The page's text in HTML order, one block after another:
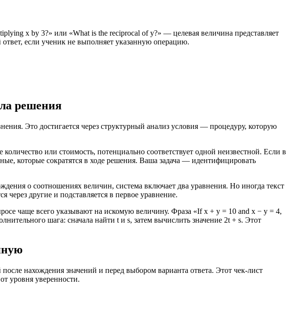
x by 3?» или «What is the reciprocal of y?» — целевая величина представляет
если ученик не выполняет указанную операцию.
решения
Это достигается через структурный анализ условия — процедуру, которую
или стоимость, потенциально соответствует одной неизвестной. Если в
которые сократятся в ходе решения. Ваша задача — идентифицировать
о соотношениях величин, система включает два уравнения. Но иногда текст
через другие и подставляется в первое уравнение.
чаще всего указывают на искомую величину. Фраза «If x + y = 10 and x − y = 4,
шага: сначала найти t и s, затем вычислить значение 2t + s. Этот
нахождения значений и перед выбором варианта ответа. Этот чек-лист
уровня уверенности.